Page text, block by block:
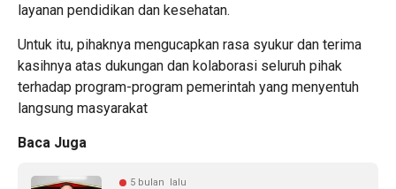
layanan pendidikan dan kesehatan.
Untuk itu, pihaknya mengucapkan rasa syukur dan terima
kasihnya atas dukungan dan kolaborasi seluruh pihak
terhadap program-program pemerintah yang menyentuh
langsung masyarakat
Baca Juga
5 bulan lalu